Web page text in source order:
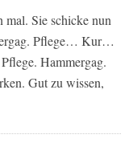
mal. Sie schicke nun
Pflege… Kur…
Hammergag.
Gut zu wissen,